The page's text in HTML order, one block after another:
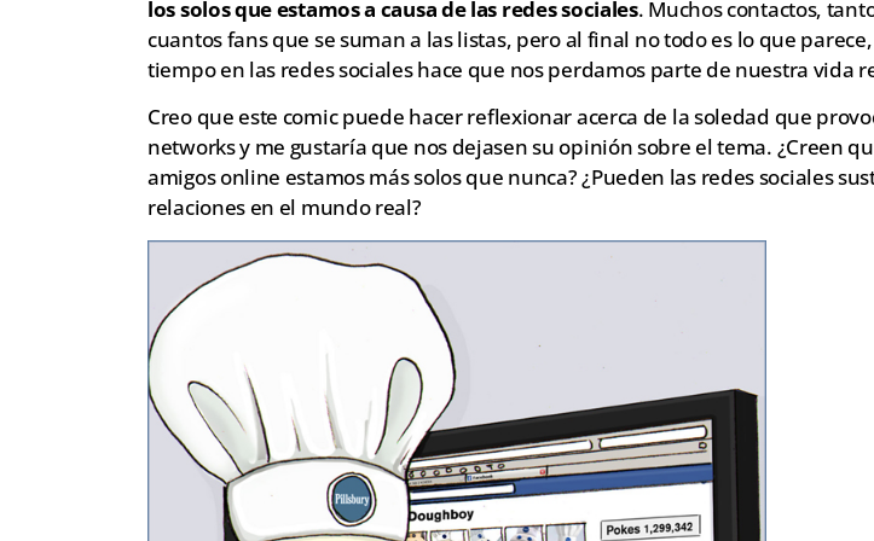
los solos que estamos a causa de las redes sociales. Muchos contactos,
cuantos fans que se suman a las listas, pero al final no todo es lo que
tiempo en las redes sociales hace que nos perdamos parte de nuestra vida
Creo que este comic puede hacer reflexionar acerca de la soledad que
networks y me gustaría que nos dejasen su opinión sobre el tema. ¿Creen
amigos online estamos más solos que nunca? ¿Pueden las redes sociales
relaciones en el mundo real?